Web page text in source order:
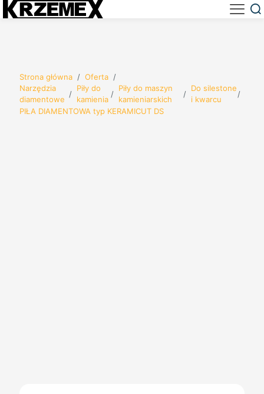
Strona główna / Oferta /
Narzędzia
diamentowe
/
Piły do
kamienia
/
Piły do maszyn
kamieniarskich
/
Do silestone
i kwarcu
/
PIŁA DIAMENTOWA typ KERAMICUT DS